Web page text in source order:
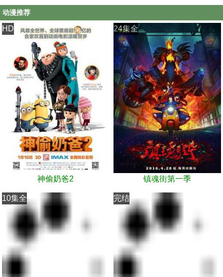
动漫推荐
HD
神偷奶爸2
24集全
镇魂街第一季
10集全 完结